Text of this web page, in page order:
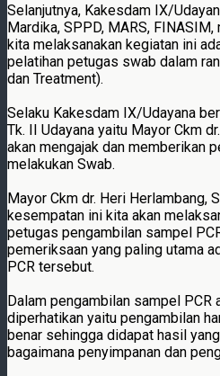
Selanjutnya, Kakesdam IX/
Mardika, SPPD, MARS,
kita melaksanakan kegiatan ini
pelatihan petugas swab dalam
dan Treatment).
Selaku Kakesdam IX/Udayana
Tk. II Udayana yaitu Mayor Ckm
akan mengajak dan memberikan
melakukan Swab.
Mayor Ckm dr. Heri Herlambang,
kesempatan ini kita akan
petugas pengambilan sampel
pemeriksaan yang paling utama
PCR tersebut.
Dalam pengambilan sampel PCR
diperhatikan yaitu pengambilan
benar sehingga didapat hasil
bagaimana penyimpanan dan